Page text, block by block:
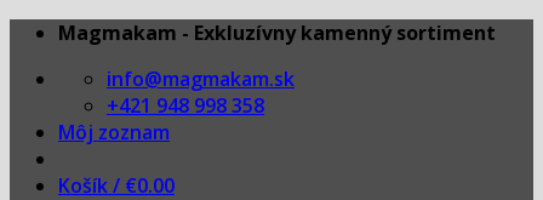
Skip
content
Magmakam - Exkluzívny kamenný sortiment
info@magmakam.sk
+421 948 998 358
Môj zoznam
Košík / €0.00